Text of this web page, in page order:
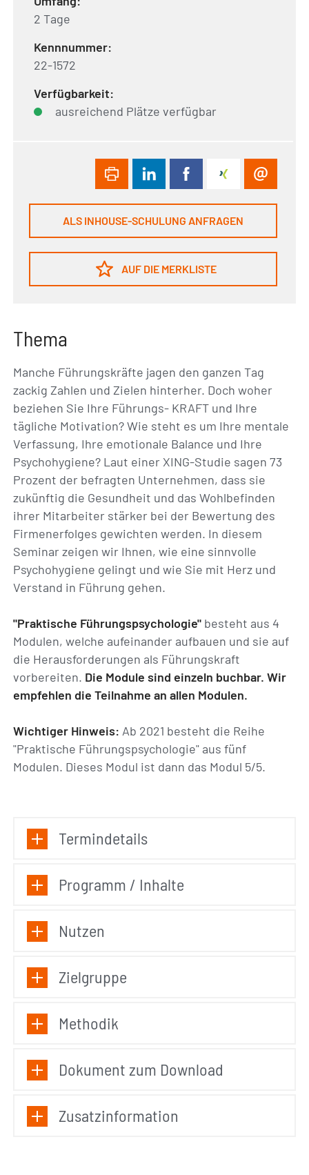
2 Tage
Kennnummer:
22-1572
Verfügbarkeit:
ausreichend Plätze verfügbar
ALS INHOUSE-SCHULUNG ANFRAGEN
AUF DIE MERKLISTE
Thema
Manche Führungskräfte jagen den ganzen Tag
zackig Zahlen und Zielen hinterher. Doch woher
beziehen Sie Ihre Führungs- KRAFT und Ihre
tägliche Motivation? Wie steht es um Ihre mentale
Verfassung, Ihre emotionale Balance und Ihre
Psychohygiene? Laut einer XING-Studie sagen 73
Prozent der befragten Unternehmen, dass sie
zukünftig die Gesundheit und das Wohlbefinden
ihrer Mitarbeiter stärker bei der Bewertung des
Firmenerfolges gewichten werden. In diesem
Seminar zeigen wir Ihnen, wie eine sinnvolle
Psychohygiene gelingt und wie Sie mit Herz und
Verstand in Führung gehen.
"Praktische Führungspsychologie" besteht aus 4
Modulen, welche aufeinander aufbauen und sie auf
die Herausforderungen als Führungskraft
vorbereiten. Die Module sind einzeln buchbar. Wir
empfehlen die Teilnahme an allen Modulen.
Wichtiger Hinweis: Ab 2021 besteht die Reihe
"Praktische Führungspsychologie" aus fünf
Modulen. Dieses Modul ist dann das Modul 5/5.
Termindetails
Programm / Inhalte
Nutzen
Zielgruppe
Methodik
Dokument zum Download
Zusatzinformation